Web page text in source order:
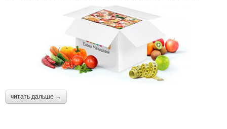
читать дальше →